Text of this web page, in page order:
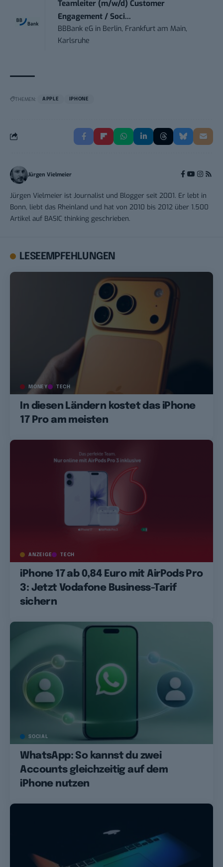
Teamleiter (m/w/d) Customer
Engagement / Soci...
BBBank eG in Berlin, Frankfurt am Main,
Karlsruhe
THEMEN: APPLE IPHONE
Jürgen Vielmeier
Jürgen Vielmeier ist Journalist und Blogger seit 2001. Er lebt in
Bonn, liebt das Rheinland und hat von 2010 bis 2012 über 1.500
Artikel auf BASIC thinking geschrieben.
LESEEMPFEHLUNGEN
MONEY TECH
In diesen Ländern kostet das iPhone
17 Pro am meisten
ANZEIGE TECH
iPhone 17 ab 0,84 Euro mit AirPods Pro
3: Jetzt Vodafone Business-Tarif
sichern
SOCIAL
WhatsApp: So kannst du zwei
Accounts gleichzeitig auf dem
iPhone nutzen